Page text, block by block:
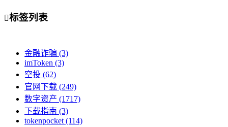
标签列表
金融诈骗 (3)
imToken (3)
空投 (62)
官网下载 (249)
数字资产 (1717)
下载指南 (3)
tokenpocket (114)